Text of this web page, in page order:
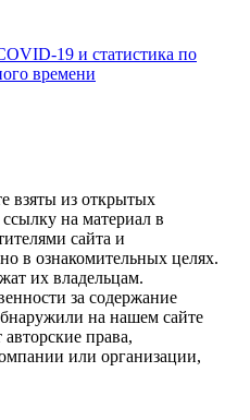
19 и статистика по
времени
взяты из открытых
на материал в
сайта и
в ознакомительных целях.
их владельцам.
за содержание
на нашем сайте
права,
или организации,